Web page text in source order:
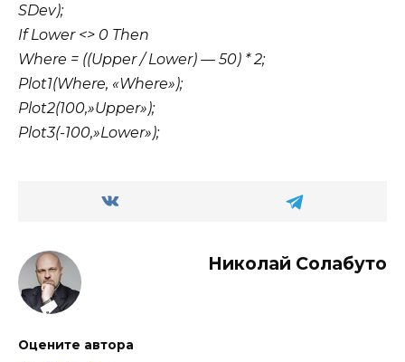
SDev);
If Lower <> 0 Then
Where = ((Upper / Lower) — 50) * 2;
Plot1(Where, «Where»);
Plot2(100,»Upper»);
Plot3(-100,»Lower»);
Николай Солабуто
Оцените автора